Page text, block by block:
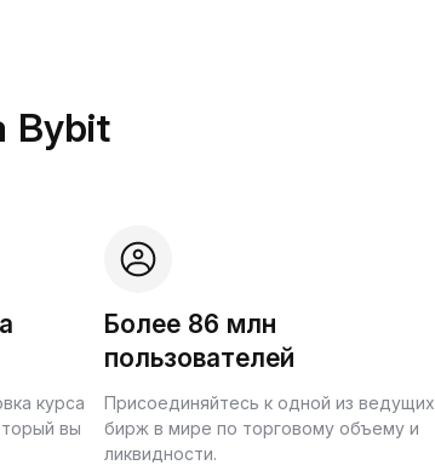
Bybit
курса
вы
Более 86 млн
пользователей
Присоединяйтесь к одной из ведущих
бирж в мире по торговому объему и
ликвидности.